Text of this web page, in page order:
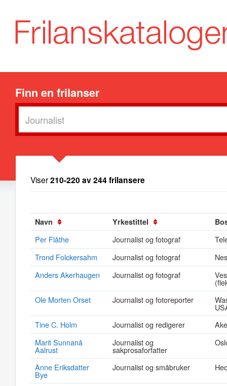
Finn en frilanser
Viser210-220 av 244 frilansere
Navn Yrkestittel
Per Flåthe Journalist og fotograf
Trond Folckersahm
Journalist og fotograf
Anders Akerhaugen
Journalist og fotograf
Ole Morten Orset
Journalist og fotoreporter
Tine C. Holm
Journalist og redigerer
Marit Sunnanå
Aalrust
Journalist og
sakprosaforfatter
Anne Eriksdatter
Bye
Journalist og småbruker